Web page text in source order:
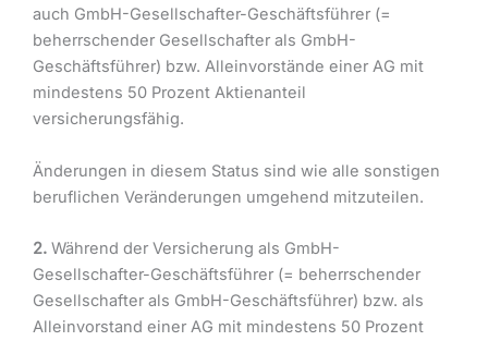
auch GmbH-Gesellschafter-Geschäftsführer (=
beherrschender Gesellschafter als GmbH-
Geschäftsführer) bzw. Alleinvorstände einer AG mit
mindestens 50 Prozent Aktienanteil
versicherungsfähig.
Änderungen in diesem Status sind wie alle sonstigen
beruflichen Veränderungen umgehend mitzuteilen.
2. Während der Versicherung als GmbH-
Gesellschafter-Geschäftsführer (= beherrschender
Gesellschafter als GmbH-Geschäftsführer) bzw. als
Alleinvorstand einer AG mit mindestens 50 Prozent